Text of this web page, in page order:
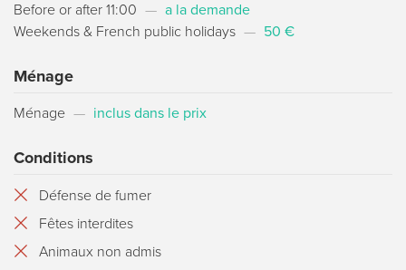
Before or after 11:00 — a la demande
Weekends & French public holidays — 50 €
Ménage
Ménage — inclus dans le prix
Conditions
Défense de fumer
Fêtes interdites
Animaux non admis